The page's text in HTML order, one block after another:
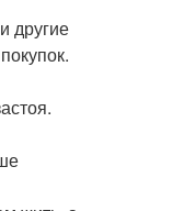
другие